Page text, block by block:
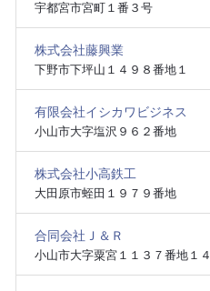
宇都宮市宮町１番３号
株式会社藤興業
下野市下坪山１４９８番地１
有限会社イシカワビジネス
小山市大字塩沢９６２番地
株式会社小高鉄工
大田原市蛭田１９７９番地
合同会社Ｊ＆Ｒ
小山市大字粟宮１１３７番地１４